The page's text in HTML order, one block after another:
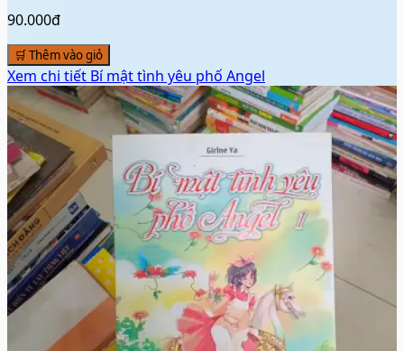
90.000đ
🛒 Thêm vào giỏ
Xem chi tiết Bí mật tình yêu phố Angel